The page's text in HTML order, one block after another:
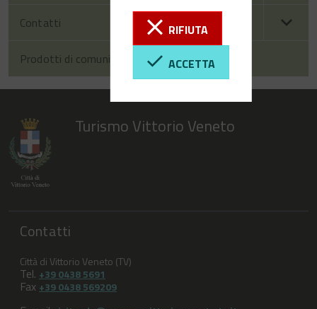
RIFIUTA
ACCETTA
Contatti
Prodotti di comunicazione
Turismo Vittorio Veneto
Contatti
Città di Vittorio Veneto (TV)
Tel. +39 0438 5691
Fax +39 0438 569209